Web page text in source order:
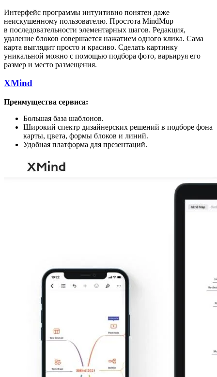
Интерфейс программы интуитивно понятен даже
неискушенному пользователю. Простота MindMup —
в последовательности элементарных шагов. Редакция,
удаление блоков совершается нажатием одного клика. Сама
карта выглядит просто и красиво. Сделать картинку
уникальной можно с помощью подбора фото, варьируя его
размер и место размещения.
XMind
Преимущества сервиса:
Большая база шаблонов.
Широкий спектр дизайнерских решений в подборе фона
карты, цвета, формы блоков и линий.
Удобная платформа для презентаций.